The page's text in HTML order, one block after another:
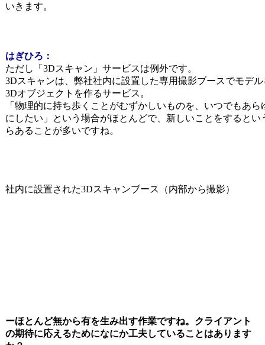
いきます。
はぎひろ：
ただし「3Dスキャン」サービスは例外です。
3Dスキャンは、弊社社内に設置した専用撮影ブースでモデ
3Dオブジェクトを作るサービス。
「物理的に持ち歩くことがむずかしいものを、いつでもあ
にしたい」という場合がほとんどで、新しいことをすると
らあることが多いですね。
社内に設置された3Dスキャンブース（内部から撮影）
ーほとんど無から有を生み出す作業ですね。クライアント
の期待に応えるためになにか工夫していることはあります